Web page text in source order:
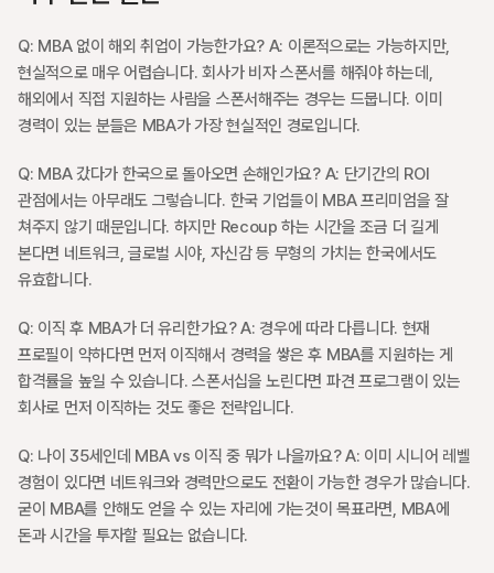
Q: MBA 없이 해외 취업이 가능한가요? A: 이론적으로는 가능하지만,
현실적으로 매우 어렵습니다. 회사가 비자 스폰서를 해줘야 하는데,
해외에서 직접 지원하는 사람을 스폰서해주는 경우는 드뭅니다. 이미
경력이 있는 분들은 MBA가 가장 현실적인 경로입니다.
Q: MBA 갔다가 한국으로 돌아오면 손해인가요? A: 단기간의 ROI
관점에서는 아무래도 그렇습니다. 한국 기업들이 MBA 프리미엄을 잘
쳐주지 않기 때문입니다. 하지만 Recoup 하는 시간을 조금 더 길게
본다면 네트워크, 글로벌 시야, 자신감 등 무형의 가치는 한국에서도
유효합니다.
Q: 이직 후 MBA가 더 유리한가요? A: 경우에 따라 다릅니다. 현재
프로필이 약하다면 먼저 이직해서 경력을 쌓은 후 MBA를 지원하는 게
합격률을 높일 수 있습니다. 스폰서십을 노린다면 파견 프로그램이 있는
회사로 먼저 이직하는 것도 좋은 전략입니다.
Q: 나이 35세인데 MBA vs 이직 중 뭐가 나을까요? A: 이미 시니어 레벨
경험이 있다면 네트워크와 경력만으로도 전환이 가능한 경우가 많습니다.
굳이 MBA를 안해도 얻을 수 있는 자리에 가는것이 목표라면, MBA에
돈과 시간을 투자할 필요는 없습니다.